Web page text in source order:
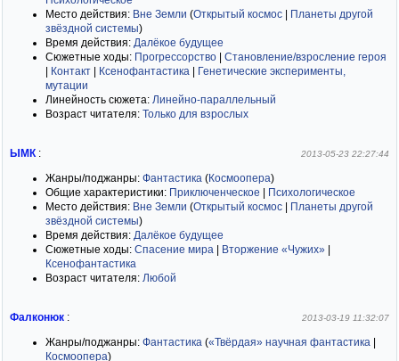
Место действия: Вне Земли (Открытый космос
Планеты другой
звёздной системы)
Время действия: Далёкое будущее
Сюжетные ходы: Прогрессорство
Становление/взросление героя
Контакт Ксенофантастика
Генетические эксперименты,
мутации
Линейность сюжета: Линейно-параллельный
Возраст читателя: Только для взрослых
ЫМК: 2013-05-23 22:27:44
Жанры/поджанры: Фантастика (Космоопера)
Общие характеристики: Приключенческое
Психологическое
Место действия: Вне Земли (Открытый космос
Планеты другой
звёздной системы)
Время действия: Далёкое будущее
Сюжетные ходы: Спасение мира Вторжение «Чужих»
Ксенофантастика
Возраст читателя: Любой
Фалконюк : 2013-03-19 11:32:07
Жанры/поджанры: Фантастика («Твёрдая» научная фантастика
Космоопера)